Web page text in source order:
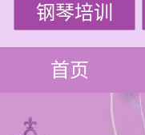
钢琴培训
首页